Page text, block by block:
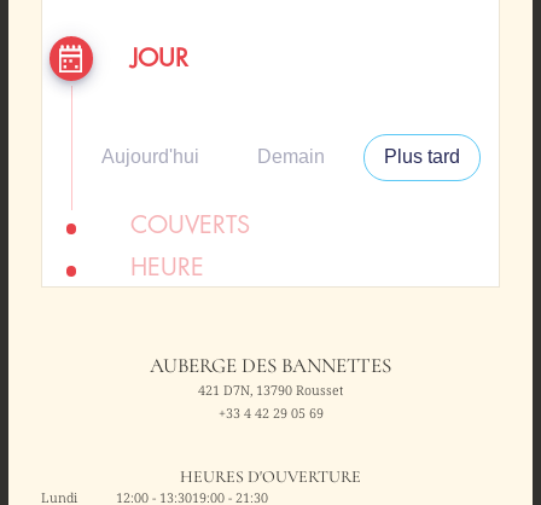
AUBERGE DES BANNETTES
421 D7N, 13790 Rousset
+33 4 42 29 05 69
HEURES D'OUVERTURE
Lundi 12:00 - 13:3019:00 - 21:30